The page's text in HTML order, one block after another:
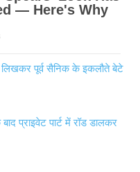
लिखकर पूर्व सैनिक के इकलौते बेटे
प्राइवेट पार्ट में रॉड डालकर